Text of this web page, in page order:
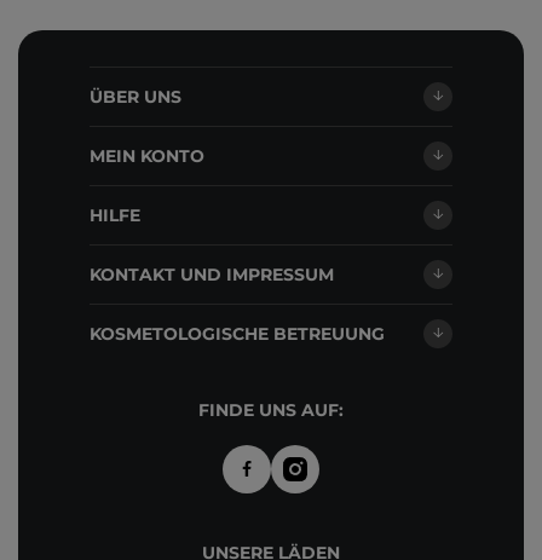
ÜBER UNS
MEIN KONTO
HILFE
KONTAKT UND IMPRESSUM
KOSMETOLOGISCHE BETREUUNG
FINDE UNS AUF:
UNSERE LÄDEN